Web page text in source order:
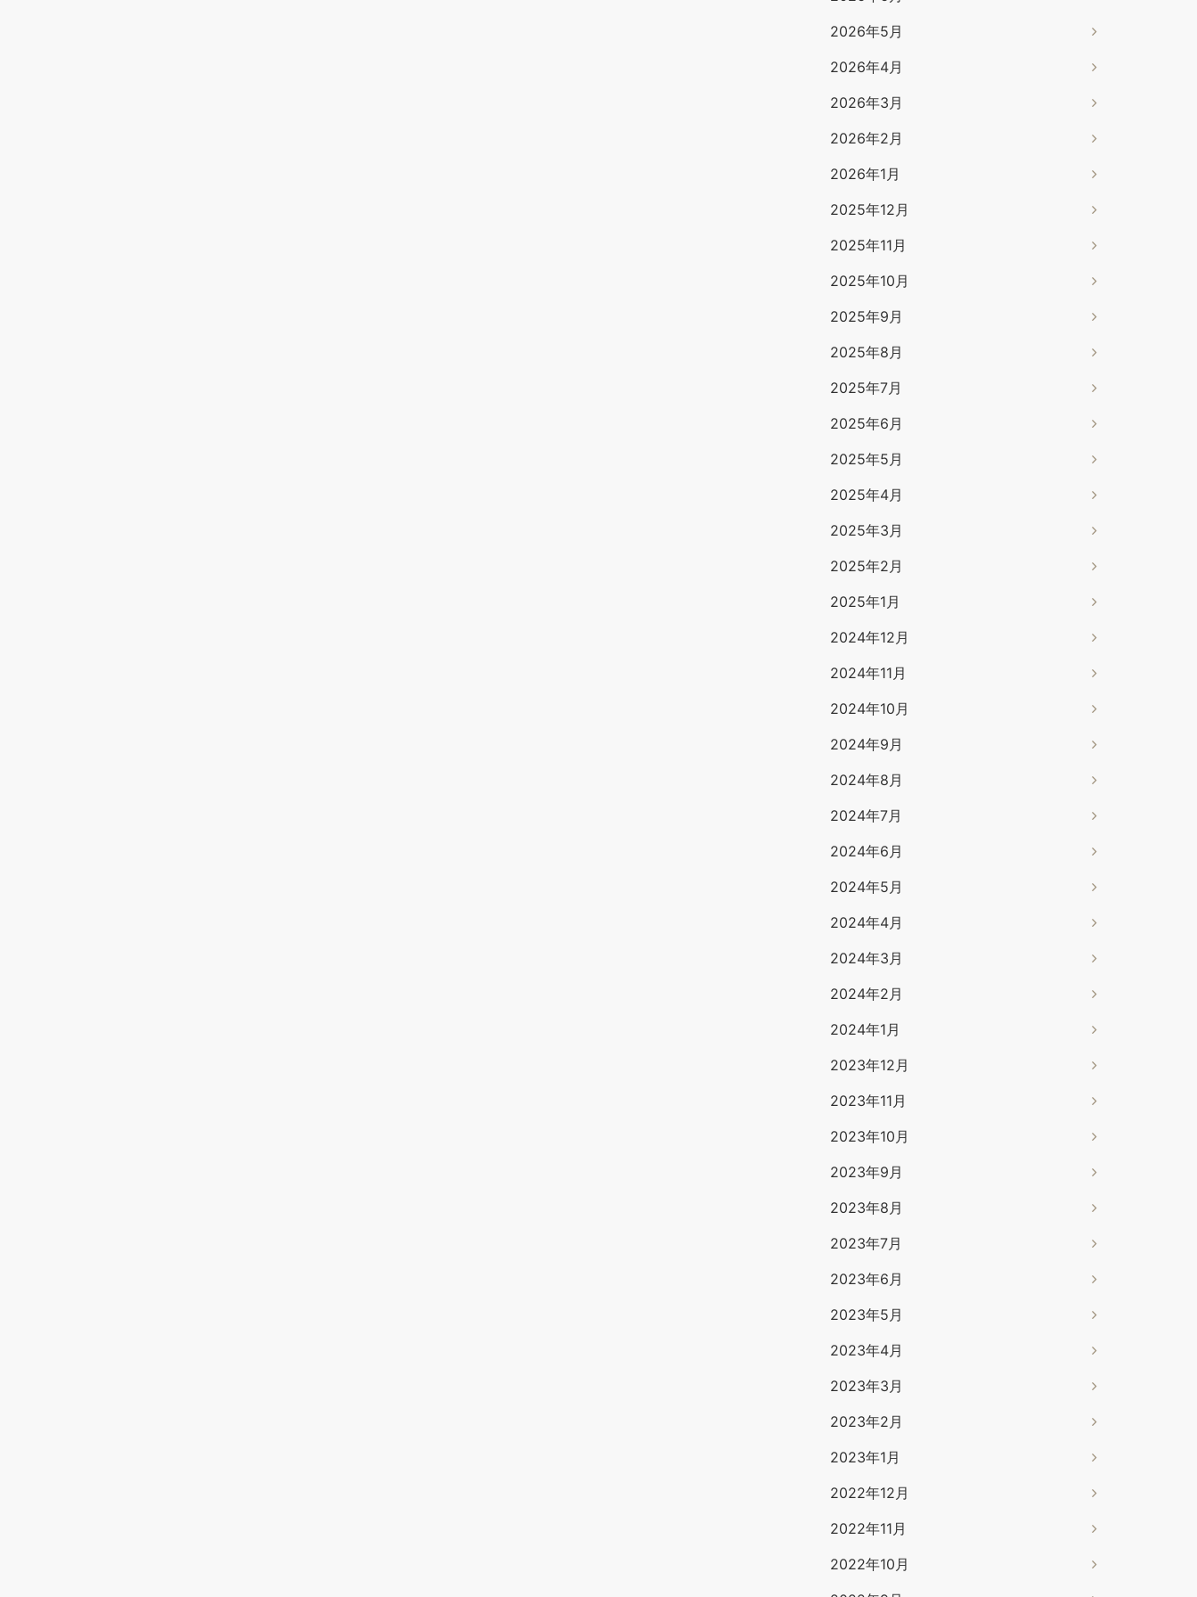
2026年5月
2026年4月
2026年3月
2026年2月
2026年1月
2025年12月
2025年11月
2025年10月
2025年9月
2025年8月
2025年7月
2025年6月
2025年5月
2025年4月
2025年3月
2025年2月
2025年1月
2024年12月
2024年11月
2024年10月
2024年9月
2024年8月
2024年7月
2024年6月
2024年5月
2024年4月
2024年3月
2024年2月
2024年1月
2023年12月
2023年11月
2023年10月
2023年9月
2023年8月
2023年7月
2023年6月
2023年5月
2023年4月
2023年3月
2023年2月
2023年1月
2022年12月
2022年11月
2022年10月